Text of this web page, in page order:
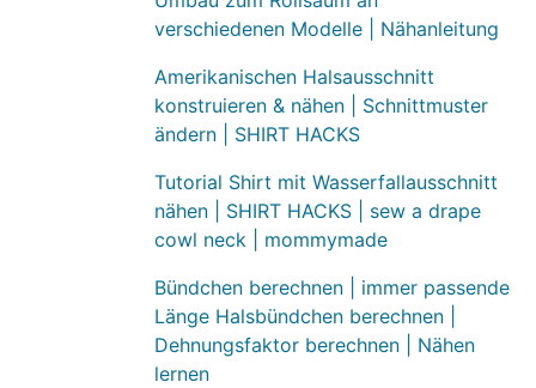
verschiedenen Modelle | Nähanleitung
Amerikanischen Halsausschnitt
konstruieren & nähen | Schnittmuster
ändern | SHIRT HACKS
Tutorial Shirt mit Wasserfallausschnitt
nähen | SHIRT HACKS | sew a drape
cowl neck | mommymade
Bündchen berechnen | immer passende
Länge Halsbündchen berechnen |
Dehnungsfaktor berechnen | Nähen
lernen